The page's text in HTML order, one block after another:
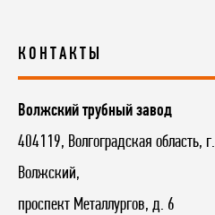
КОНТАКТЫ
Волжский трубный завод
404119, Волгоградская область, г.
Волжский,
проспект Металлургов, д. 6